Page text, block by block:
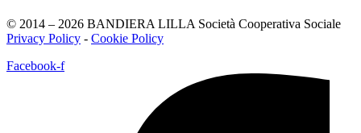
© 2014 – 2026 BANDIERA LILLA Società Cooperativa Sociale
Privacy Policy - Cookie Policy
Facebook-f